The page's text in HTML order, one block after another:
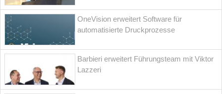
OneVision erweitert Software für
automatisierte Druckprozesse
Barbieri erweitert Führungsteam mit Viktor
Lazzeri